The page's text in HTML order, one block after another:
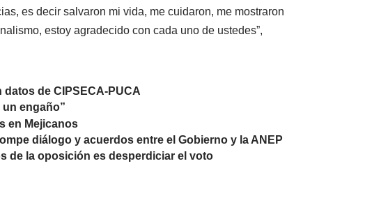
es decir salvaron mi vida, me cuidaron, me mostraron
estoy agradecido con cada uno de ustedes”,
de CIPSECA-PUCA
un engaño”
en Mejicanos
diálogo y acuerdos entre el Gobierno y la ANEP
de la oposición es desperdiciar el voto